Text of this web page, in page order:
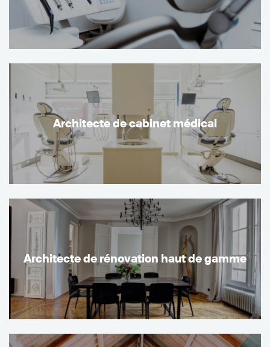
Architecte de cabinet médical
Architecte de rénovation haut de gamme